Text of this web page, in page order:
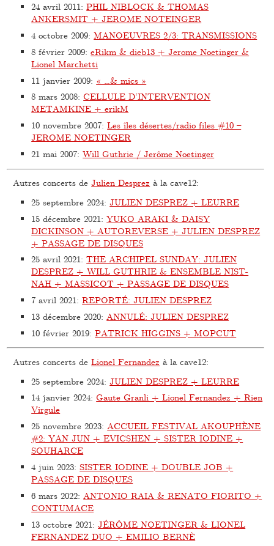
24 avril 2011:PHIL NIBLOCK & THOMAS
ANKERSMIT + JEROME NOTEINGER
4 octobre 2009:MANOEUVRES 2/3: TRANSMISSIONS
8 février 2009:eRikm & dieb13 + Jerome Noetinger &
Lionel Marchetti
11 janvier 2009: « …& mics »
8 mars 2008:CELLULE D’INTERVENTION
METAMKINE + erikM
10 novembre 2007:Les îles désertes/radio files #10 –
JEROME NOETINGER
21 mai 2007:Will Guthrie / Jerôme Noetinger
Autres concerts deJulien Desprez à la cave12:
25 septembre 2024:JULIEN DESPREZ + LEURRE
15 décembre 2021:YUKO ARAKI & DAISY
DICKINSON + AUTOREVERSE + JULIEN DESPREZ
+ PASSAGE DE DISQUES
25 avril 2021:THE ARCHIPEL SUNDAY: JULIEN
DESPREZ + WILL GUTHRIE & ENSEMBLE NIST-
NAH + MASSICOT + PASSAGE DE DISQUES
7 avril 2021:REPORTÉ: JULIEN DESPREZ
13 décembre 2020:ANNULÉ: JULIEN DESPREZ
10 février 2019:PATRICK HIGGINS + MOPCUT
Autres concerts deLionel Fernandez à la cave12:
25 septembre 2024:JULIEN DESPREZ + LEURRE
14 janvier 2024:Gaute Granli + Lionel Fernandez + Rien
Virgule
25 novembre 2023:ACCUEIL FESTIVAL AKOUPHÈNE
#2: YAN JUN + EVICSHEN + SISTER IODINE +
SOUHARCE
4 juin 2023:SISTER IODINE + DOUBLE JOB +
PASSAGE DE DISQUES
6 mars 2022: ANTONIO RAIA & RENATO FIORITO +
CONTUMACE
13 octobre 2021:JÉRÔME NOETINGER & LIONEL
FERNANDEZ DUO + EMILIO BERNÈ